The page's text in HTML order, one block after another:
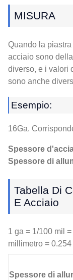
MISURA
Quando la
acciaio sono
diverso, e i valori
sono anche
Esempio:
16Ga.
Spessore
Spessore di
Tabella Di
E Acciaio
1 ga = 1/100 mil
millimetro =
Spessore di